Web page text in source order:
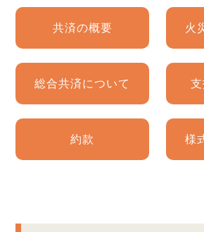
共済の概要 火
総合共済について
約款 様